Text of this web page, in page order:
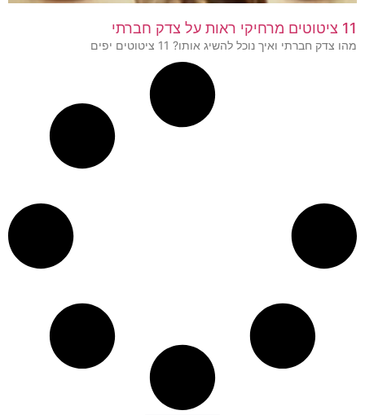
11 ציטוטים מרחיקי ראות על צדק חברתי
מהו צדק חברתי ואיך נוכל להשיג אותו? 11 ציטוטים יפים